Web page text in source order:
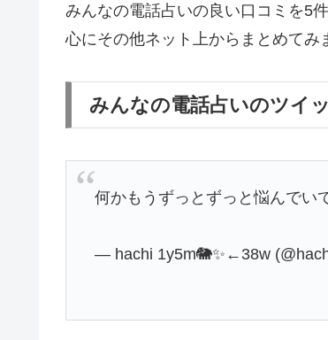
みんなの電話占いの良い口コミを5
心にその他ネット上からまとめてみ
みんなの電話占いのツイ
何かもうずっとずっと悩んで
— hachi 1y5m🐘✨←38w